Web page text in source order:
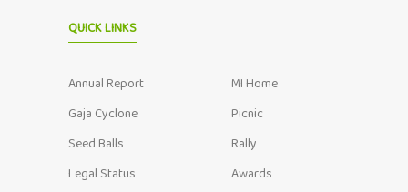
QUICK LINKS
Annual Report
MI Home
Gaja Cyclone
Picnic
Seed Balls
Rally
Legal Status
Awards